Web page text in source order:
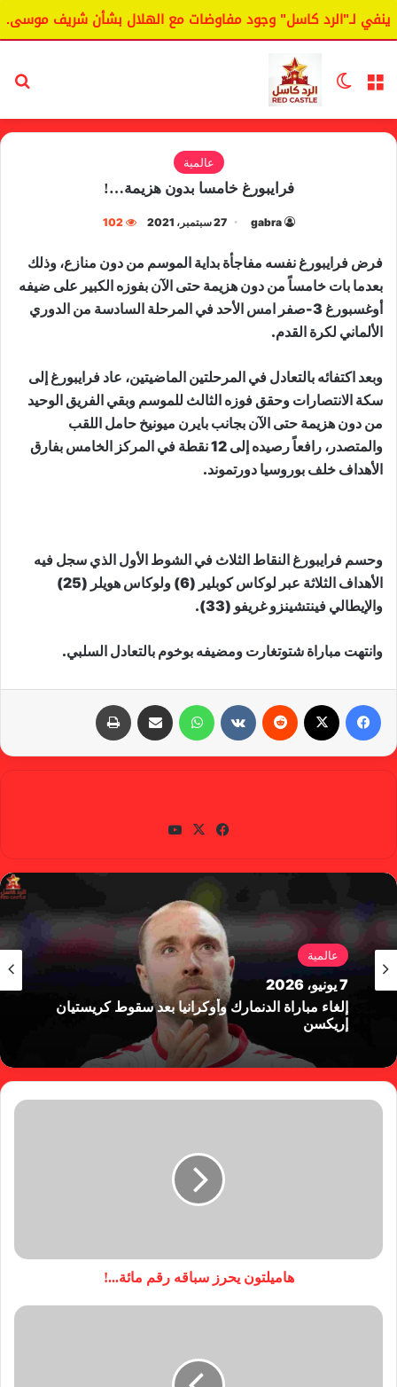
لـ"الرد كاسل" وجود مفاوضات مع الهلال بشأن شريف موسى.
القائمة الوضع المظلم
عالمية
فرايبورغ خامسا بدون هزيمة…!
gabra 27 سبتمبر، 2021 102
‏فرض فرايبورغ نفسه مفاجأة بداية الموسم من دون منازع، وذلك
بعدما بات خامساً من دون هزيمة حتى الآن بفوزه الكبير على ضيفه
أوغسبورغ 3-صفر امس الأحد في المرحلة السادسة من الدوري
الألماني لكرة القدم.‬
وبعد اكتفائه بالتعادل في المرحلتين الماضيتين، عاد فرايبورغ إلى
سكة الانتصارات وحقق فوزه الثالث للموسم وبقي الفريق الوحيد
من دون هزيمة حتى الآن بجانب بايرن ميونيخ حامل اللقب
والمتصدر، رافعاً رصيده إلى 12 نقطة في المركز الخامس بفارق
الأهداف خلف بوروسيا دورتموند.
وحسم فرايبورغ النقاط الثلاث في الشوط الأول الذي سجل فيه
الأهداف الثلاثة عبر لوكاس كوبلير (6) ولوكاس هويلر (25)
والإيطالي فينتشينزو غريفو (33).
وانتهت مباراة شتوتغارت ومضيفه بوخوم بالتعادل السلبي.
واتساب
في
وك
X
عالمية
7 يونيو، 2026
إلغاء مباراة الدنمارك وأوكرانيا بعد سقوط كريستيان
إريكسن
هاميلتون يحرز سباقه رقم مائة...!